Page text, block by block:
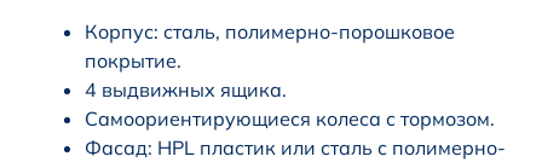
Корпус: сталь, полимерно-порошковое
покрытие.
4 выдвижных ящика.
Cамоориентирующиеся колеса с тормозом.
Фасад: HPL пластик или сталь с полимерно-